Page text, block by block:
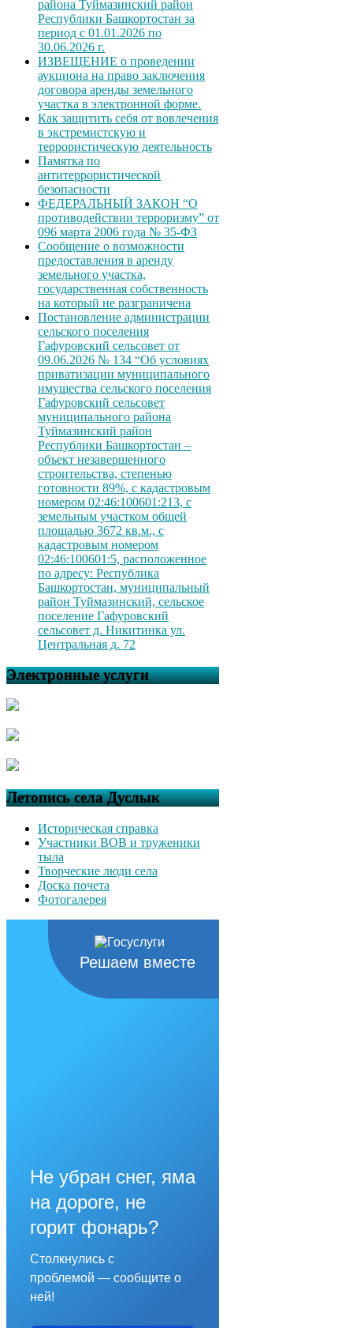
района Туймазинский район
Республики Башкортостан за
период с 01.01.2026 по
30.06.2026 г.
ИЗВЕЩЕНИЕ о проведении
аукциона на право заключения
договора аренды земельного
участка в электронной форме.
Как защитить себя от вовлечения
в экстремистскую и
террористическую деятельность
Памятка по
антитеррористической
безопасности
ФЕДЕРАЛЬНЫЙ ЗАКОН “О
противодействии терроризму” от
096 марта 2006 года № 35-ФЗ
Сообщение о возможности
предоставления в аренду
земельного участка,
государственная собственность
на который не разграничена
Постановление администрации
сельского поселения
Гафуровский сельсовет от
09.06.2026 № 134 “Об условиях
приватизации муниципального
имущества сельского поселения
Гафуровский сельсовет
муниципального района
Туймазинский район
Республики Башкортостан –
объект незавершенного
строительства, степенью
готовности 89%, с кадастровым
номером 02:46:100601:213, с
земельным участком общей
площадью 3672 кв.м., с
кадастровым номером
02:46:100601:5, расположенное
по адресу: Республика
Башкортостан, муниципальный
район Туймазинский, сельское
поселение Гафуровский
сельсовет д. Никитинка ул.
Центральная д. 72
Электронные услуги
Летопись села Дуслык
Историческая справка
Участники ВОВ и труженики
тыла
Творческие люди села
Доска почета
Фотогалерея
Решаем вместе
Не убран снег, яма
на дороге, не
горит фонарь?
Столкнулись с
проблемой — сообщите о
ней!